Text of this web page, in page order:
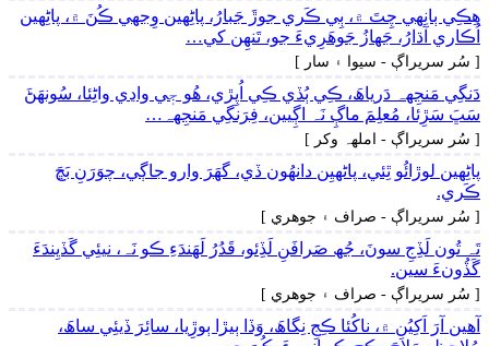
ھِڪِي ٻانِهي چِتَ ۾، ٻِي ڪَري جوڙَ جَبارُ، پاڻِهين وِجهي ڪُنَ ۾، پاڻِهين
اُڪاري آڌارُ، جَھازُ جَوھَرِيءَ جو، تَنھِن کي…
[ سُر سريراڳ - سيوا ۽ سار ]
دَنگِي مَنجِهہ دَرياھَ، ڪِي ٻُڏي ڪِي اُپِڙي، ھُو جٖي واڍي واڻِئا، سُونھَڻَ
سَڀَ سَڙِئا، مُعلِمَ ماڳِ نَہ اڳِيين، فِرَنگِي مَنجِهہ…
[ سُر سريراڳ - املهہ وکر ]
پاڻِهين لوڙائُو ٿِئي، پاڻهيِن دانھُون ڏي، گهَرَ وارو جاڳي، چوَرَنِ بَڇَ
ڪَري.
[ سُر سريراڳ - صراف ۽ جوھري ]
تَہ تُون لَڏِجِ سونَ، جُھ صَرافَنِ لَڏِئو، قَدُرُ لَھَندَءِ ڪو نَہ، نيئِي گَڏيِندَءَ
گَڏُونءَ سين.
[ سُر سريراڳ - صراف ۽ جوھري ]
آھين آرَ اَکِيُنِ ۾، ناکُئا ڪِجِ نِگاھَ، وَڏا ٻيڙا ٻوڙِيا، سائِرَ ڏيئِي ساھَ،